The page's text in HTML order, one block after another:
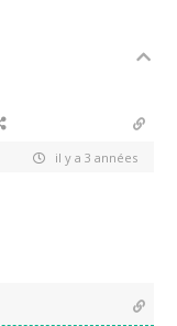
il y a 3 années